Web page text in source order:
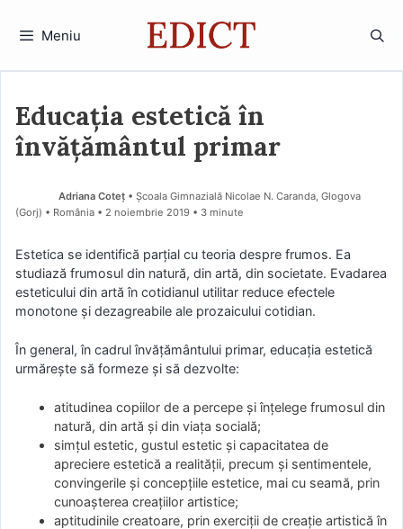
Meniu
Educația estetică în
învățământul primar
Adriana Coteț • Școala Gimnazială Nicolae N. Caranda, Glogova
(Gorj) • România
2 noiembrie 2019 • 3 minute
Estetica se identifică parțial cu teoria despre frumos. Ea
studiază frumosul din natură, din artă, din societate. Evadarea
esteticului din artă în cotidianul utilitar reduce efectele
monotone și dezagreabile ale prozaicului cotidian.
În general, în cadrul învățământului primar, educația estetică
urmărește să formeze și să dezvolte:
atitudinea copiilor de a percepe și înțelege frumosul din
natură, din artă și din viața socială;
simțul estetic, gustul estetic și capacitatea de
apreciere estetică a realității, precum și sentimentele,
convingerile și concepțiile estetice, mai cu seamă, prin
cunoașterea creațiilor artistice;
aptitudinile creatoare, prin exerciții de creație artistică în